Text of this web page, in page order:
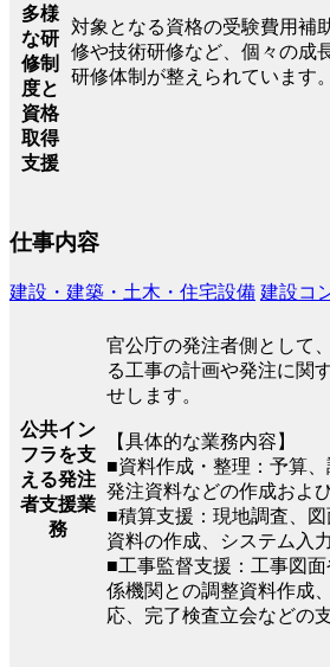
多様
な研
修制
度と
資格
取得
支援
対象となる資格の受験費用補
修や技術研修など、個々の成
研修体制が整えられています。
仕事内容
建設・建築・土木・住宅設備 建設コ
公共イン
フラを支
える発注
者支援業
務
官公庁の発注者側として
る工事の計画や発注に関
せします。
【具体的な業務内容】
■資料作成・整理：予算
発注資料などの作成およ
■積算支援：現地調査、
資料の作成、システム入
■工事監督支援：工事図
係機関との調整資料作成
応、完了検査立会などの